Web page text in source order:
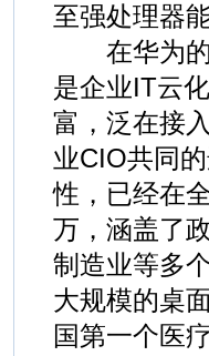
至强处理器
在华为的
是企业IT云
富，泛在接
业CIO共同
性，已经在
万，涵盖了
制造业等多
大规模的桌
国第一个医